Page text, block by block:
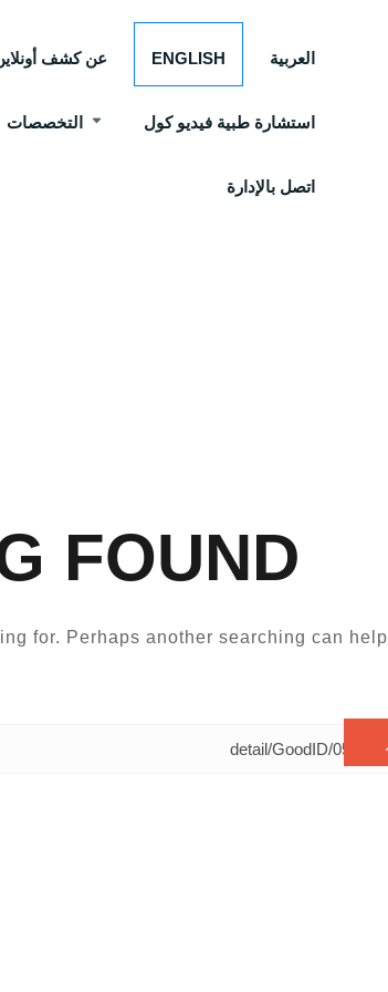
العربية ENGLISH عن كشف
استشارة طبية فيديو كول التخصصات
اتصل بالإدارة
FOUND
for. Perhaps another searching can help.